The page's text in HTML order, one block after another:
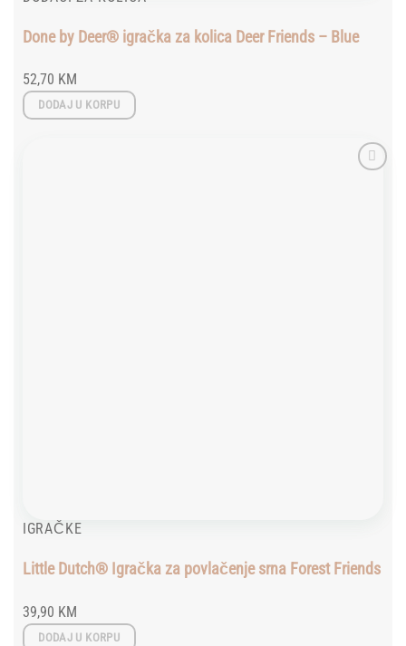
Done by Deer® igračka za kolica Deer Friends – Blue
52,70 KM
DODAJ U KORPU
IGRAČKE
Little Dutch® Igračka za povlačenje srna Forest Friends
39,90 KM
DODAJ U KORPU